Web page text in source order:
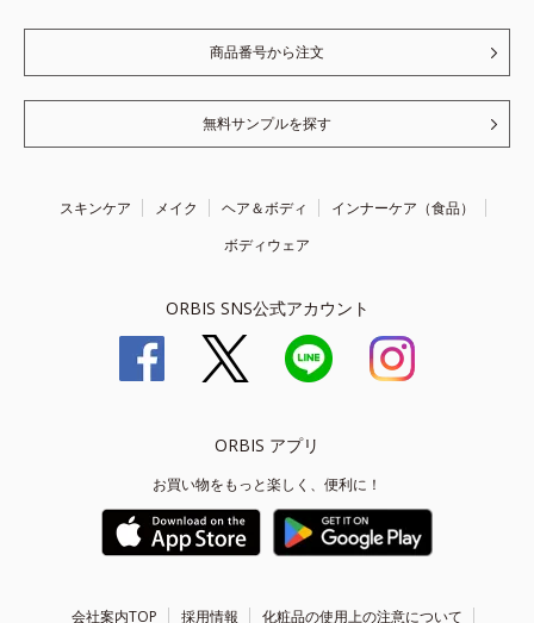
商品番号から注文
無料サンプルを探す
スキンケア メイク ヘア＆ボディ
インナーケア（食品）
ボディウェア
ORBIS SNS公式アカウント
ORBIS アプリ
お買い物をもっと楽しく、便利に！
会社案内TOP 採用情報 化粧品の使用上の注意について